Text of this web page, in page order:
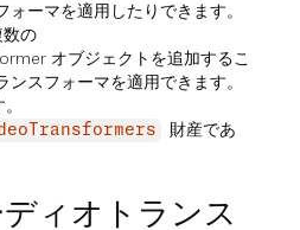
ーマを適用したりできます。
の
オブジェクトを追加するこ
スフォーマを適用できます。
財産であ
ィオトランス